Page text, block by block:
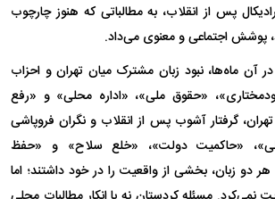
پس از انقلاب، به مطالباتی که هنوز چارچوب
پوشش اجتماعی و معنوی می‌داد.
اصلی در آن ماه‌ها، نبود زبان مشترک میان تهران و احزاب
«حقوق ملی»، «اداره محلی» و «رفع
گرفتار آشوب پس از انقلاب و نگران فروپاشی
«حاکمیت دولت»، «خلع سلاح» و «حفظ
دو زبان، بخشی از واقعیت را در خود داشتند؛ اما